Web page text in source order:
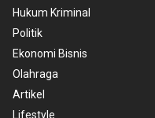
Hukum Kriminal
Politik
Ekonomi Bisnis
Olahraga
Artikel
Lifestyle